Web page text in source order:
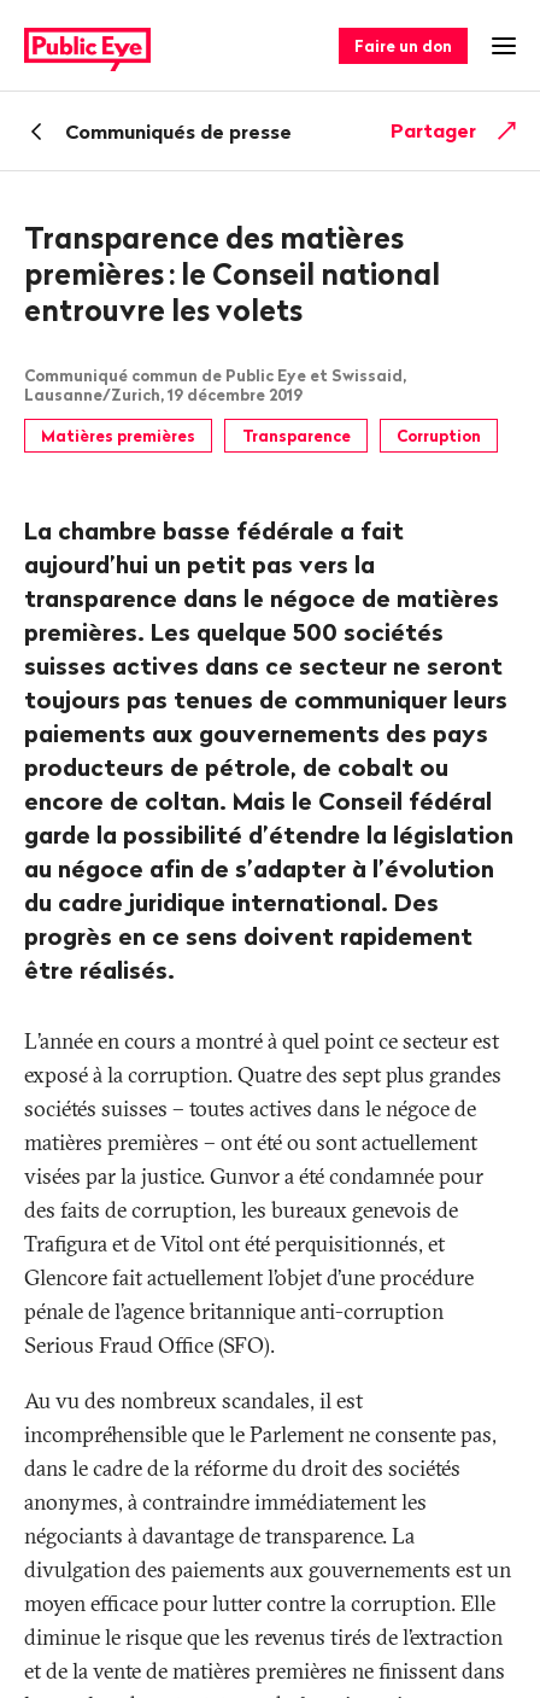
sur
publiceye.ch
rapide
Faire un don
RetourCommuniqués de presse Partager
Transparence des matières
premières: le Conseil national
entrouvre les volets
Communiqué commun de Public Eye et Swissaid,
Lausanne/Zurich, 19 décembre 2019
Matières premières Transparence Corruption
La chambre basse fédérale a fait
aujourd’hui un petit pas vers la
transparence dans le négoce de matières
premières. Les quelque 500 sociétés
suisses actives dans ce secteur ne seront
toujours pas tenues de communiquer leurs
paiements aux gouvernements des pays
producteurs de pétrole, de cobalt ou
encore de coltan. Mais le Conseil fédéral
garde la possibilité d’étendre la législation
au négoce afin de s’adapter à l’évolution
du cadre juridique international. Des
progrès en ce sens doivent rapidement
être réalisés.
L’année en cours a montré à quel point ce secteur est
exposé à la corruption. Quatre des sept plus grandes
sociétés suisses – toutes actives dans le négoce de
matières premières – ont été ou sont actuellement
visées par la justice. Gunvor a été condamnée pour
des faits de corruption, les bureaux genevois de
Trafigura et de Vitol ont été perquisitionnés, et
Glencore fait actuellement l’objet d’une procédure
pénale de l’agence britannique anti-corruption
Serious Fraud Office (SFO).
Au vu des nombreux scandales, il est
incompréhensible que le Parlement ne consente pas,
dans le cadre de la réforme du droit des sociétés
anonymes, à contraindre immédiatement les
négociants à davantage de transparence. La
divulgation des paiements aux gouvernements est un
moyen efficace pour lutter contre la corruption. Elle
diminue le risque que les revenus tirés de l’extraction
et de la vente de matières premières ne finissent dans